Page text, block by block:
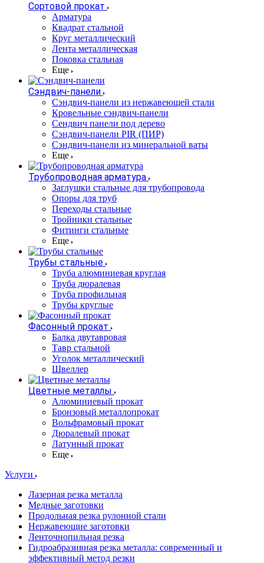
Сортовой прокат
Арматура
Квадрат стальной
Круг металлический
Лента металлическая
Поковка стальная
Еще
Сэндвич-панели
Cэндвич-панели из нержавеющей стали
Кровельные сэндвич-панели
Сендвич панели под дерево
Сэндвич-панели PIR (ПИР)
Сэндвич-панели из минеральной ваты
Еще
Трубопроводная арматура
Заглушки стальные для трубопровода
Опоры для труб
Переходы стальные
Тройники стальные
Фитинги стальные
Еще
Трубы стальные
Труба алюминиевая круглая
Труба дюралевая
Труба профильная
Трубы круглые
Фасонный прокат
Балка двутавровая
Тавр стальной
Уголок металлический
Швеллер
Цветные металлы
Алюминиевый прокат
Бронзовый металлопрокат
Вольфрамовый прокат
Дюралевый прокат
Латунный прокат
Еще
Услуги
Лазерная резка металла
Медные заготовки
Продольная резка рулонной стали
Нержавеющие заготовки
Ленточнопильная резка
Гидроабразивная резка металла: современный и
эффективный метод резки